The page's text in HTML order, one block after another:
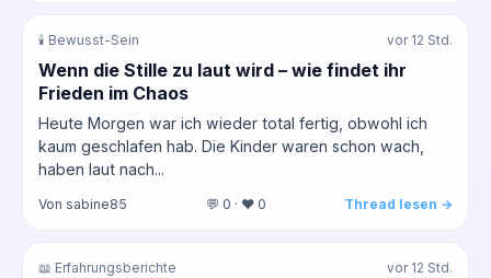
🕯️ Bewusst-Sein vor 12 Std.
Wenn die Stille zu laut wird – wie findet ihr
Frieden im Chaos
Heute Morgen war ich wieder total fertig, obwohl ich
kaum geschlafen hab. Die Kinder waren schon wach,
haben laut nach...
Von sabine85 💬 0 · ❤️ 0 Thread lesen →
📖 Erfahrungsberichte vor 12 Std.